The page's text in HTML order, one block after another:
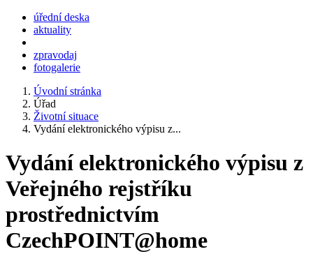
úřední deska
aktuality
zpravodaj
fotogalerie
Úvodní stránka
Úřad
Životní situace
Vydání elektronického výpisu z...
Vydání elektronického výpisu z
Veřejného rejstříku
prostřednictvím
CzechPOINT@home